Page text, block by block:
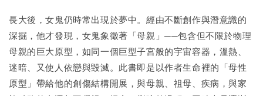
長大後，女鬼仍時常出現於夢中。經由不斷創作與潛意識的
深掘，他才發現，女鬼象徵著「母親」──包含但不限於物理
母親的巨大原型，如同一個巨型子宮般的宇宙容器，溫熱、
迷暗、又使人依戀與毀滅。此書即是以作者生命裡的「母性
原型」帶給他的創傷結構開展，與母親、祖母、疾病，與家